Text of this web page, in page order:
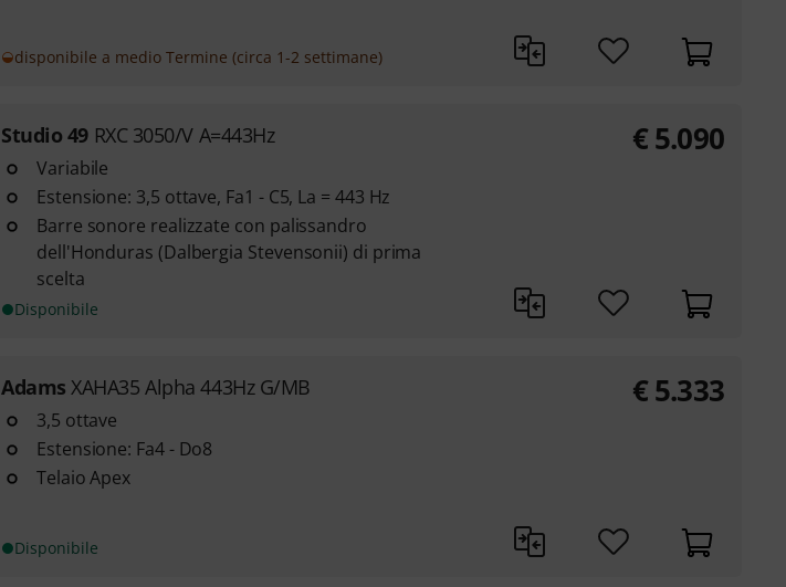
disponibile a medio Termine (circa 1-2 settimane)
Studio 49 RXC 3050/V A=443Hz
Variabile
Estensione: 3,5 ottave, Fa1 - C5, La = 443 Hz
Barre sonore realizzate con palissandro
dell'Honduras (Dalbergia Stevensonii) di prima
scelta
Disponibile
€ 5.090
Adams XAHA35 Alpha 443Hz G/MB
3,5 ottave
Estensione: Fa4 - Do8
Telaio Apex
Disponibile
€ 5.333